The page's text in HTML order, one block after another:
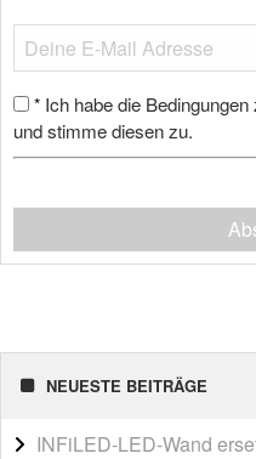
* Ich habe die
und stimme diesen zu.
NEUESTE BEITRÄGE
INFiLED-LED-Wand